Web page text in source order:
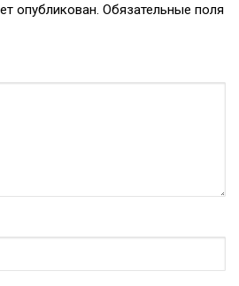
опубликован. Обязательные поля